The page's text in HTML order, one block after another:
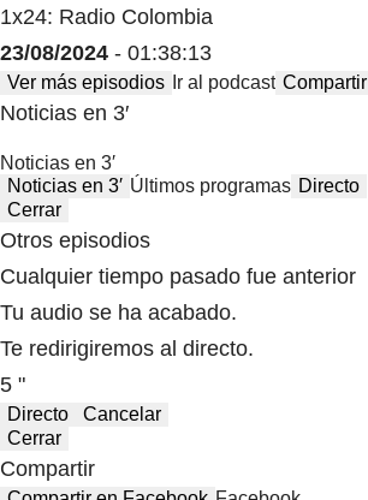
1x24: Radio Colombia
23/08/2024 - 01:38:13
Ver más episodios Ir al podcast Compartir
Noticias en 3′
Noticias en 3′
Noticias en 3′ Últimos programas Directo
Cerrar
Otros episodios
Cualquier tiempo pasado fue anterior
Tu audio se ha acabado.
Te redirigiremos al directo.
5 "
Directo
Cancelar
Cerrar
Compartir